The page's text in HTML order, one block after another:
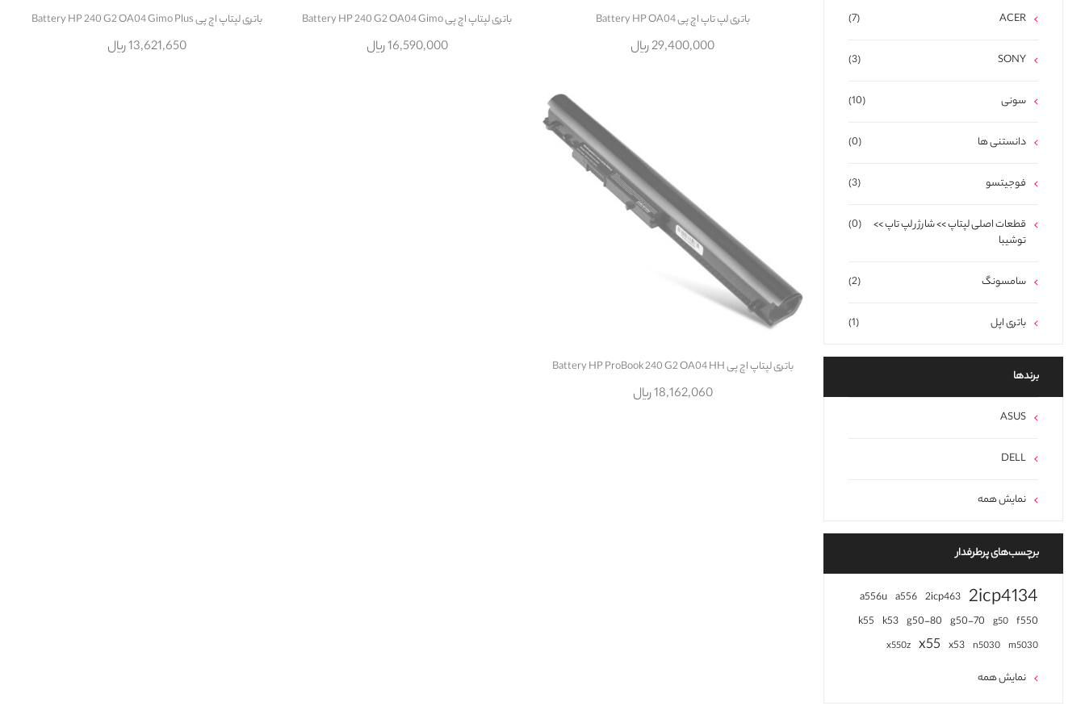
باتری لپ تاپ اچ پی Battery HP OA04
29,400,000 ریال
باتری لپتاپ اچ پی Battery HP 240 G2 OA04 Gimo
16,590,000 ریال
باتری لپتاپ اچ پی Battery HP 240 G2 OA04 Gimo Plus
13,621,650 ریال
باتری لپتاپ اچ پی Battery HP ProBook 240 G2 OA04 HH
18,162,060 ریال
(7) ACER
(3) SONY
(10) سونی
(0) دانستنی ها
(3) فوجیتسو
(0)
قطعات اصلی لپتاپ >> شارژر لپ تاپ >>
توشیبا
(2) سامسونگ
(1) باتری اپل
برند‌ها
ASUS
DELL
نمایش همه
برچسب‌های پرطرفدار
2icp4134
2icp463
a556
a556u
f550
g50
g50-70
g50-80
k53
k55
m5030
n5030
x53
x55
x550z
نمایش همه